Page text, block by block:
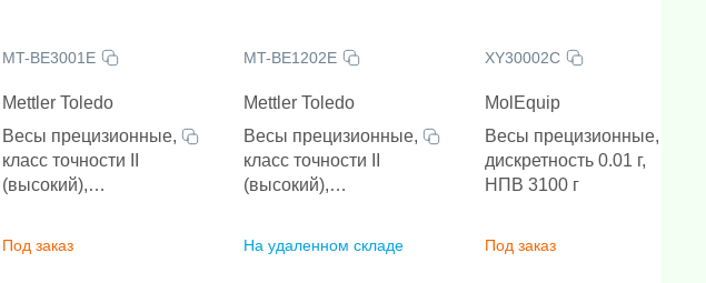
MT-BE3001E
Mettler Toledo
Весы прецизионные,
класс точности II
(высокий),
Под заказ
MT-BE1202E
Mettler Toledo
Весы прецизионные,
класс точности II
(высокий),
На удаленном складе
XY30002C
MolEquip
Весы прецизионные,
дискретность 0.01 г,
НПВ 3100 г
Под заказ